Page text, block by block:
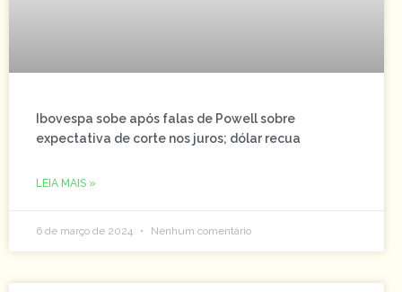
Ibovespa sobe após falas de Powell sobre
expectativa de corte nos juros; dólar recua
LEIA MAIS »
6 de março de 2024 Nenhum comentário